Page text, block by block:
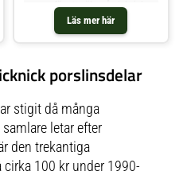
Läs mer här
eller marianne westmanDesign:
Marianne WestmanServis:
PicknickTillverkare:
170 mm.,höjd 40 mmMärkningar:
En fabriksstämpel från Rörstrand
1a sortering bra bruksskick Friskt
handmålade grönskasdekorer i
glada färger mot vit bakgrund.
porslinsdelar
stigit då många
letar efter
den trekantiga
100 kr under 1990-